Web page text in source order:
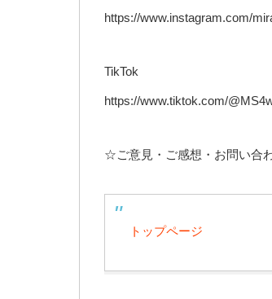
https://www.instagram.com/
TikTok
https://www.tiktok.com/
☆ご意見・ご感想・お問い合
トップページ